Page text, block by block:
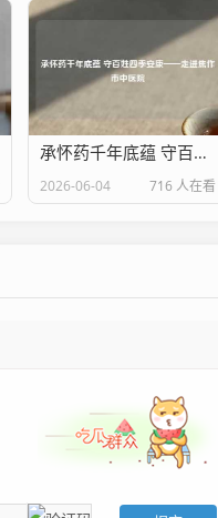
承怀药千年底蕴 守百姓四季安康——走进焦作市中医院
2026-06-04 716 人在看